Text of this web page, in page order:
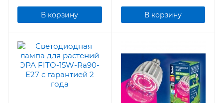
В корзину В корзину